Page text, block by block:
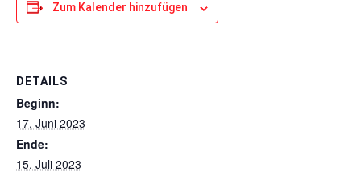
Zum Kalender hinzufügen
DETAILS
Beginn:
17. Juni 2023
Ende:
15. Juli 2023